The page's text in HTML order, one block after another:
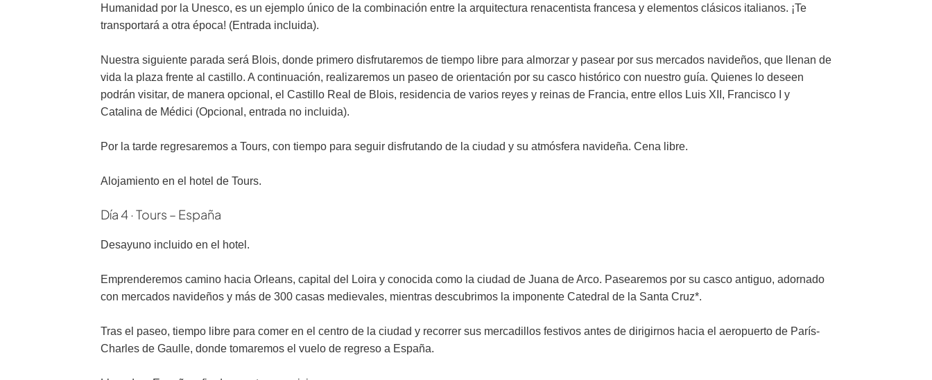
Humanidad por la Unesco, es un ejemplo único de la combinación entre la arquitectura renacentista francesa y elementos clásicos italianos. ¡Te
transportará a otra época! (Entrada incluida).
Nuestra siguiente parada será Blois, donde primero disfrutaremos de tiempo libre para almorzar y pasear por sus mercados navideños, que llenan de
vida la plaza frente al castillo. A continuación, realizaremos un paseo de orientación por su casco histórico con nuestro guía. Quienes lo deseen
podrán visitar, de manera opcional, el Castillo Real de Blois, residencia de varios reyes y reinas de Francia, entre ellos Luis XII, Francisco I y
Catalina de Médici (Opcional, entrada no incluida).
Por la tarde regresaremos a Tours, con tiempo para seguir disfrutando de la ciudad y su atmósfera navideña. Cena libre.
Alojamiento en el hotel de Tours.
Día 4 · Tours – España
Desayuno incluido en el hotel.
Emprenderemos camino hacia Orleans, capital del Loira y conocida como la ciudad de Juana de Arco. Pasearemos por su casco antiguo, adornado
con mercados navideños y más de 300 casas medievales, mientras descubrimos la imponente Catedral de la Santa Cruz*.
Tras el paseo, tiempo libre para comer en el centro de la ciudad y recorrer sus mercadillos festivos antes de dirigirnos hacia el aeropuerto de París-
Charles de Gaulle, donde tomaremos el vuelo de regreso a España.